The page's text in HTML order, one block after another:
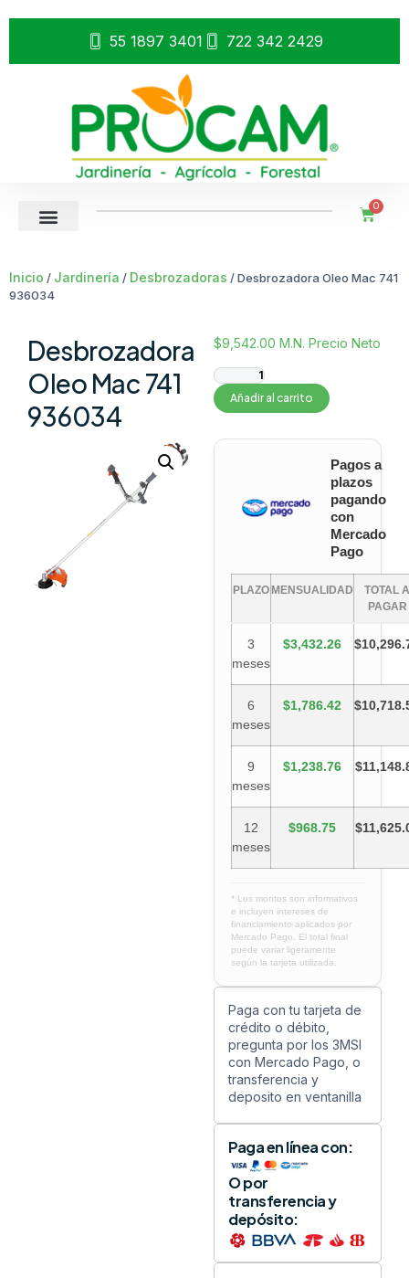
55 1897 3401 722 342 2429
0
Inicio / Jardinería / Desbrozadoras / Desbrozadora Oleo Mac 741
936034
Desbrozadora
Oleo Mac 741
936034
$9,542.00 M.N. Precio Neto
Añadir al carrito
Pagos a
plazos
pagando
con
Mercado
Pago
PLAZO MENSUALIDAD
TOTAL A
PAGAR
3
meses
$3,432.26
6
meses
$1,786.42
9
meses
$1,238.76
12
meses
$968.75
* Los montos son informativos
e incluyen intereses de
financiamiento aplicados por
Mercado Pago. El total final
puede variar ligeramente
según la tarjeta utilizada.
Paga con tu tarjeta de
crédito o débito,
pregunta por los 3MSI
con Mercado Pago, o
transferencia y
deposito en ventanilla
Paga en línea con:
O por
transferencia y
depósito: